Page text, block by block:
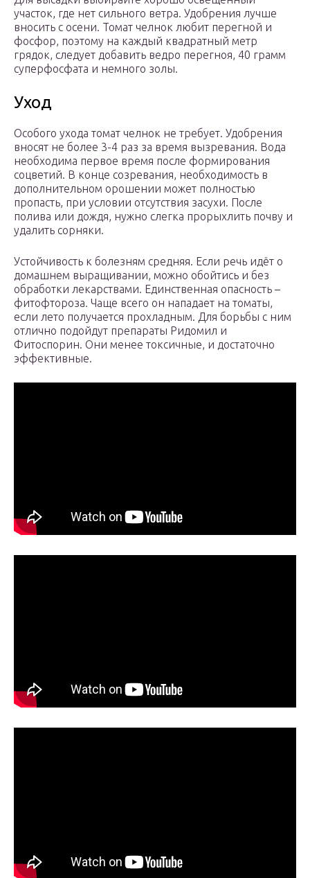
участок, где нет сильного ветра. Удобрения лучше
вносить с осени. Томат челнок любит перегной и
фосфор, поэтому на каждый квадратный метр
грядок, следует добавить ведро перегноя, 40 грамм
суперфосфата и немного золы.
Уход
Особого ухода томат челнок не требует. Удобрения
вносят не более 3-4 раз за время вызревания. Вода
необходима первое время после формирования
соцветий. В конце созревания, необходимость в
дополнительном орошении может полностью
пропасть, при условии отсутствия засухи. После
полива или дождя, нужно слегка прорыхлить почву и
удалить сорняки.
Устойчивость к болезням средняя. Если речь идёт о
домашнем выращивании, можно обойтись и без
обработки лекарствами. Единственная опасность –
фитофтороза. Чаще всего он нападает на томаты,
если лето получается прохладным. Для борьбы с ним
отлично подойдут препараты Ридомил и
Фитоспорин. Они менее токсичные, и достаточно
эффективные.